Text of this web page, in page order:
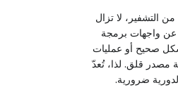
التشفير، لا تزال
عن واجهات برمجة
صحيح أو عمليات
مصدر قلق. لذا، تُعدّ
ضرورية.